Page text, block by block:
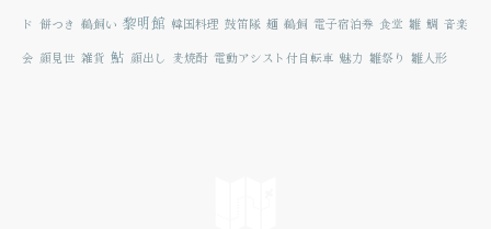
ド 餅つき 鵜飼い 黎明館 韓国料理 鼓笛隊 麺 鵜飼 電子宿泊券 食堂 雛 鯛 音楽
会 顔見世 雑貨 鮎 顔出し 麦焼酎 電動アシスト付自転車 魅力 雛祭り 雛人形